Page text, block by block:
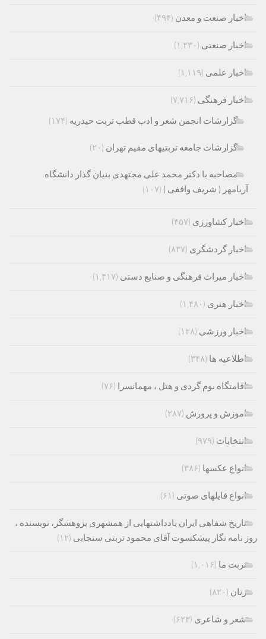
اخبار صنعت و معدن (۴۹۴)
اخبار صنعتی (۱,۲۳۰)
اخبار علمی (۱,۱۱۹)
اخبار فرهنگی (۷,۷۱۶)
گزارشات انجمن شعر و ادب قطب تربت حیدریه (۱۷۴)
گزارشات جامعه تربتیهای مقیم تهران (۲۰)
مصاحبه با دکتر محمد علی مجتهدی بنیان گذار دانشگاه
آریامهر ( شریف واقفی ) (۱۰۷)
اخبار کشاورزی (۴۵۷)
اخبار گردشگری (۸۳۷)
اخبار میراث فرهنگی و صنایع دستی (۱,۴۱۷)
اخبار هنری (۱,۴۸۰)
اخبار ورزشی (۱۲۸)
اطلاعیه ها (۳۴۸)
اقامتگاه بوم گردی و هتل ، مهمانسرا (۷۶)
اموزش و پرورش (۲۸۷)
انتخابات (۹۷۹)
انواع عکسها (۳۸۶)
انواع فایلهای صوتی (۶۱)
تاریخ شفاهی ایران یادداشتهایی از همشهری پژوهشگر، نویسنده ،
روز نامه نگار پیشکسوت آقای محمود تربتی سنجابی (۱۲)
تربت ما (۱,۰۱۶)
زنان (۸۲۰)
شعر و شاعری (۶۲۳)